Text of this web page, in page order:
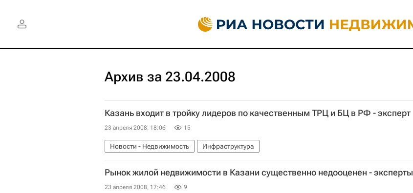
Архив за 23.04.2008
Казань входит в тройку лидеров по качественным ТРЦ и БЦ в РФ - эксперт
23 апреля 2008, 18:06 15
Новости - Недвижимость Инфраструктура
Рынок жилой недвижимости в Казани существенно недооценен - эксперты
23 апреля 2008, 17:46 9